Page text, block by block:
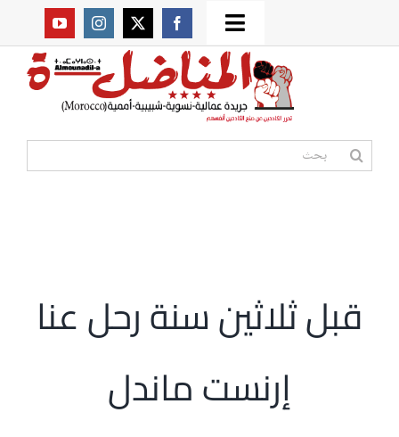
to
Toggle
Navigation
من نحن؟
مقالات
البحث
قبل ثلاثين سنة رحل عنا
إرنست ماندل